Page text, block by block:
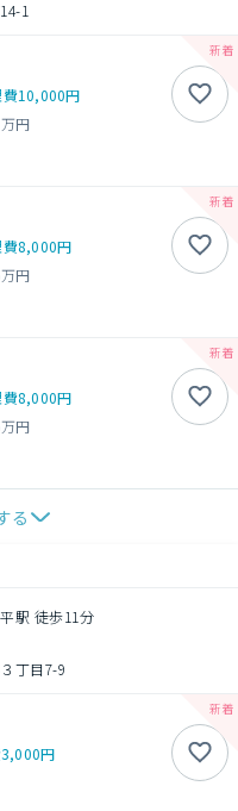
1
10,000円
円
8,000円
円
8,000円
円
る
駅 徒歩11分
丁目7-9
3,000円